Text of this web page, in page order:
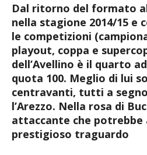
Dal ritorno del formato
nella stagione 2014/15 e
le competizioni
playout, coppa e
dell’Avellino è il quarto
quota 100. Meglio di lui
centravanti, tutti a
l’Arezzo. Nella rosa di
attaccante che
prestigioso traguardo